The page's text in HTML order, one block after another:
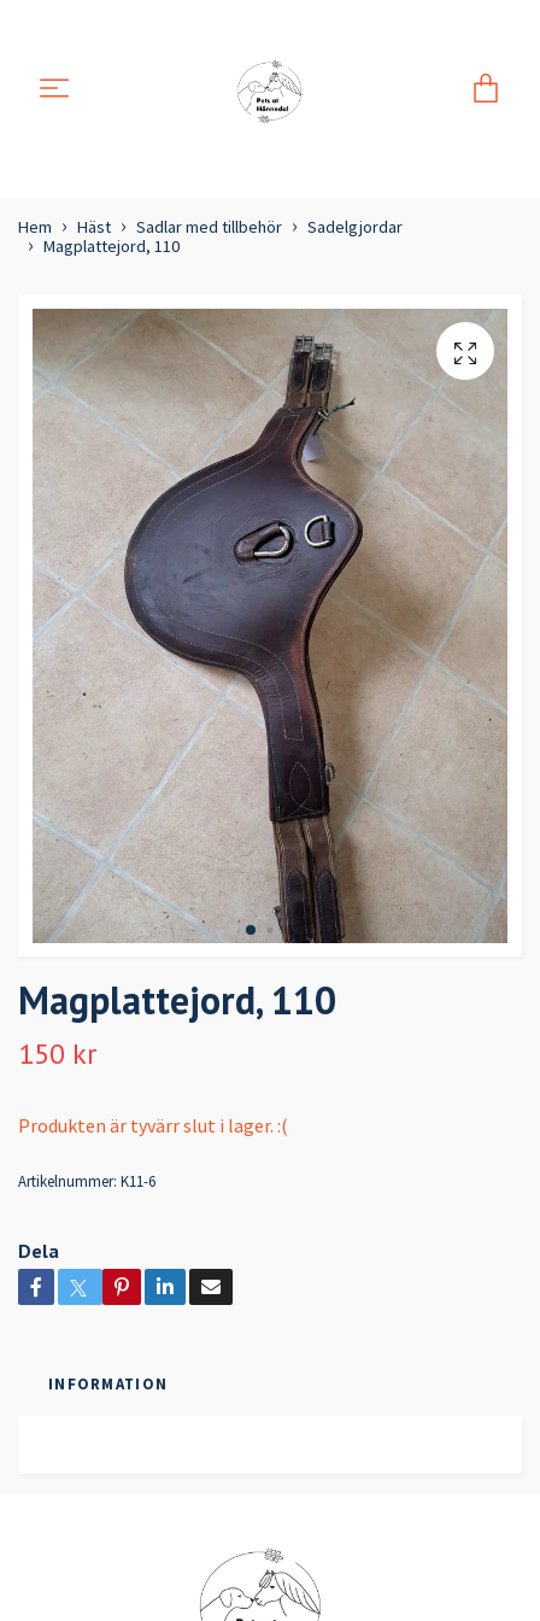
Hem Häst Sadlar med tillbehör
Sadelgjordar
Magplattejord, 110
Magplattejord, 110
150 kr
Produkten är tyvärr slut i lager. :(
Artikelnummer: K11-6
Dela
INFORMATION